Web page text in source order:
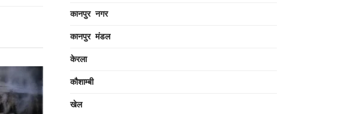
कानपुर नगर
कानपुर मंडल
केरला
कौशाम्बी
खेल